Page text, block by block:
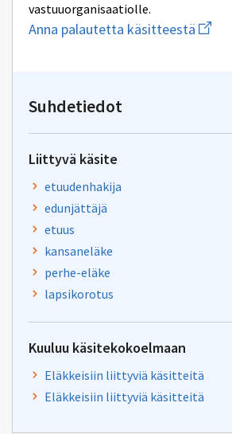
vastuuorganisaatiolle.
Anna palautetta käsitteestä Aloita
uuden
Suhdetiedot
Liittyvä käsite
etuudenhakija
edunjättäjä
etuus
kansaneläke
perhe-eläke
lapsikorotus
Kuuluu käsitekokoelmaan
Eläkkeisiin liittyviä käsitteitä
Eläkkeisiin liittyviä käsitteitä